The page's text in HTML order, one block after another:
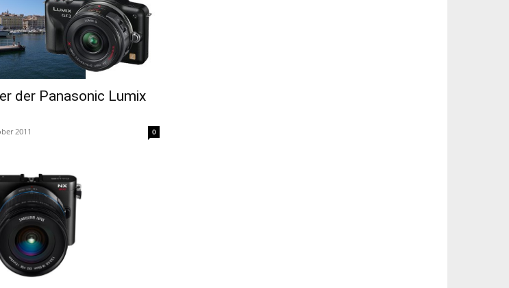
der Panasonic Lumix
2011 0